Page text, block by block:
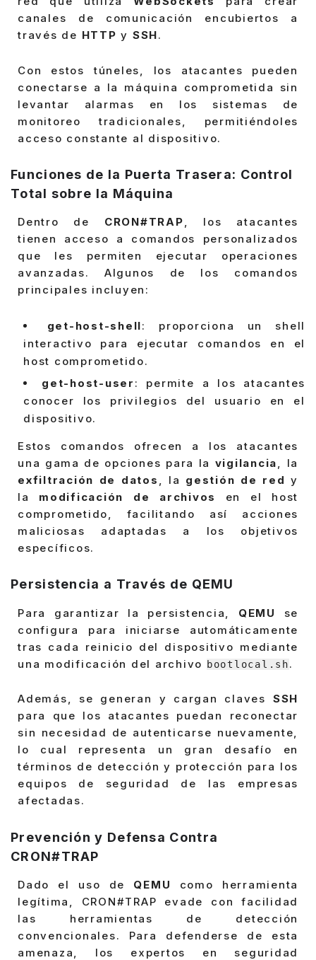
canales de comunicación encubiertos a
través de HTTP y SSH.
Con estos túneles, los atacantes pueden
conectarse a la máquina comprometida sin
levantar alarmas en los sistemas de
monitoreo tradicionales, permitiéndoles
acceso constante al dispositivo.
Funciones de la Puerta Trasera: Control
Total sobre la Máquina
Dentro de CRON#TRAP, los atacantes
tienen acceso a comandos personalizados
que les permiten ejecutar operaciones
avanzadas. Algunos de los comandos
principales incluyen:
get-host-shell: proporciona un shell
interactivo para ejecutar comandos en el
host comprometido.
get-host-user : permite a los atacantes
conocer los privilegios del usuario en el
dispositivo.
Estos comandos ofrecen a los atacantes
una gama de opciones para la vigilancia, la
exfiltración de datos , la gestión de red y
la modificación de archivos
en el host
comprometido, facilitando así acciones
maliciosas adaptadas a los objetivos
específicos.
Persistencia a Través de QEMU
Para garantizar la persistencia, QEMU
se
configura para iniciarse automáticamente
tras cada reinicio del dispositivo mediante
una modificación del archivo
bootlocal.sh.
Además, se generan y cargan claves SSH
para que los atacantes puedan reconectar
sin necesidad de autenticarse nuevamente,
lo cual representa un gran desafío en
términos de detección y protección para los
equipos de seguridad de las empresas
afectadas.
Prevención y Defensa Contra
CRON#TRAP
Dado el uso de QEMU
como herramienta
legítima, CRON#TRAP evade con facilidad
las herramientas de detección
convencionales. Para defenderse de esta
amenaza, los expertos en seguridad